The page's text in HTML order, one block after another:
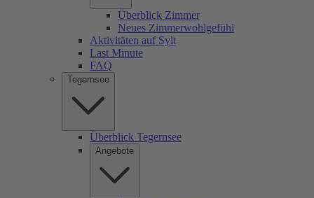
Überblick Zimmer
Neues Zimmerwohlgefühl
Aktivitäten auf Sylt
Last Minute
FAQ
Tegernsee
Überblick Tegernsee
Angebote